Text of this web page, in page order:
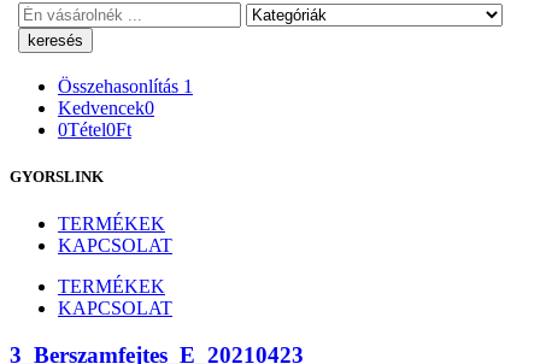
Keresés
Összehasonlítás 1
Kedvencek0
0Tétel0Ft
GYORSLINK
TERMÉKEK
KAPCSOLAT
TERMÉKEK
KAPCSOLAT
3_Berszamfejtes_E_20210423